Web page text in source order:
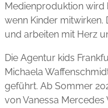
Medien­produktion wird
wenn Kinder mitwirken.
und arbeiten mit Herz
Die Agentur kids
Michaela
geführt. Ab Sommer
von Vanessa Mercedes